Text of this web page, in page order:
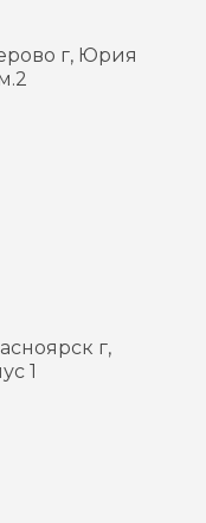
г, Юрия
г,
1